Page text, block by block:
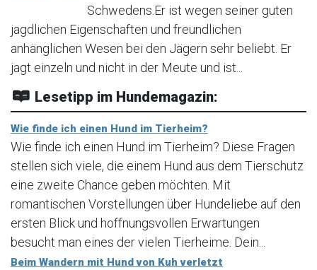
Schwedens.Er ist wegen seiner guten
jagdlichen Eigenschaften und freundlichen
anhänglichen Wesen bei den Jägern sehr beliebt. Er
jagt einzeln und nicht in der Meute und ist...
Lesetipp im Hundemagazin:
Wie finde ich einen Hund im Tierheim?
Wie finde ich einen Hund im Tierheim? Diese Fragen
stellen sich viele, die einem Hund aus dem Tierschutz
eine zweite Chance geben möchten. Mit
romantischen Vorstellungen über Hundeliebe auf den
ersten Blick und hoffnungsvollen Erwartungen
besucht man eines der vielen Tierheime. Dein...
Beim Wandern mit Hund von Kuh verletzt